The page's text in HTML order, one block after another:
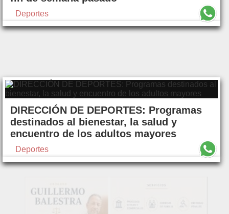
Deportes
DIRECCIÓN DE DEPORTES: Programas
destinados al bienestar, la salud y
encuentro de los adultos mayores
Deportes